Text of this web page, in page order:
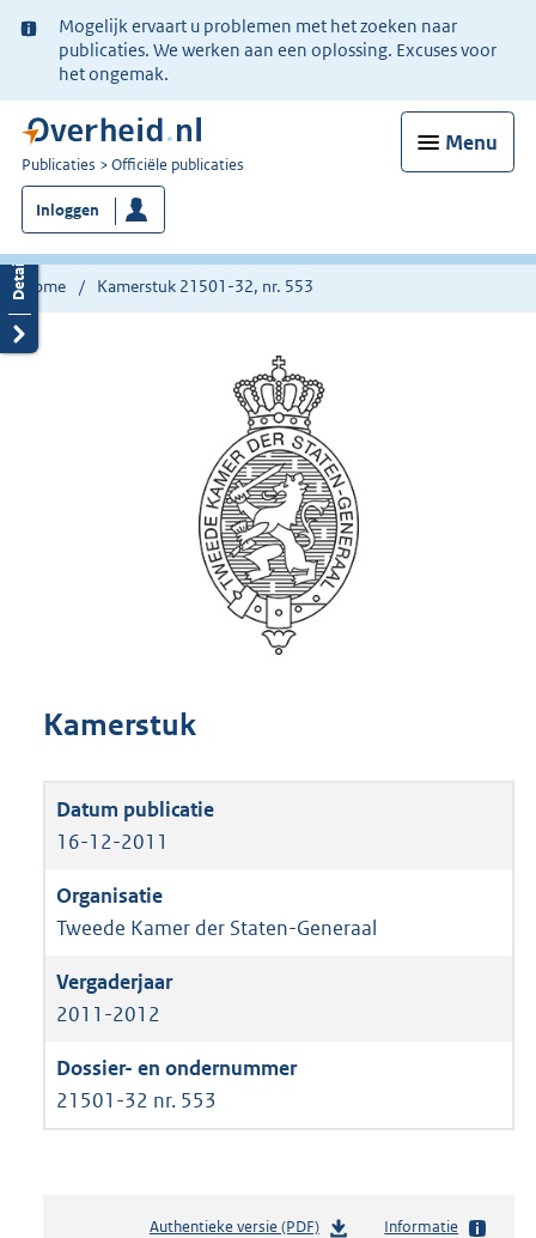
Ter
informatie:
Mogelijk ervaart u problemen met het zoeken naar
publicaties. We werken aan een oplossing. Excuses voor
het ongemak.
Menu
U
bent
nu
hier:
Publicaties Officiële publicaties
Inloggen
Home Kamerstuk 21501-32, nr. 553
Kamerstuk
16-12-2011
Tweede Kamer der Staten-Generaal
2011-2012
21501-32 nr. 553
Authentieke versie (PDF)b
Informatie